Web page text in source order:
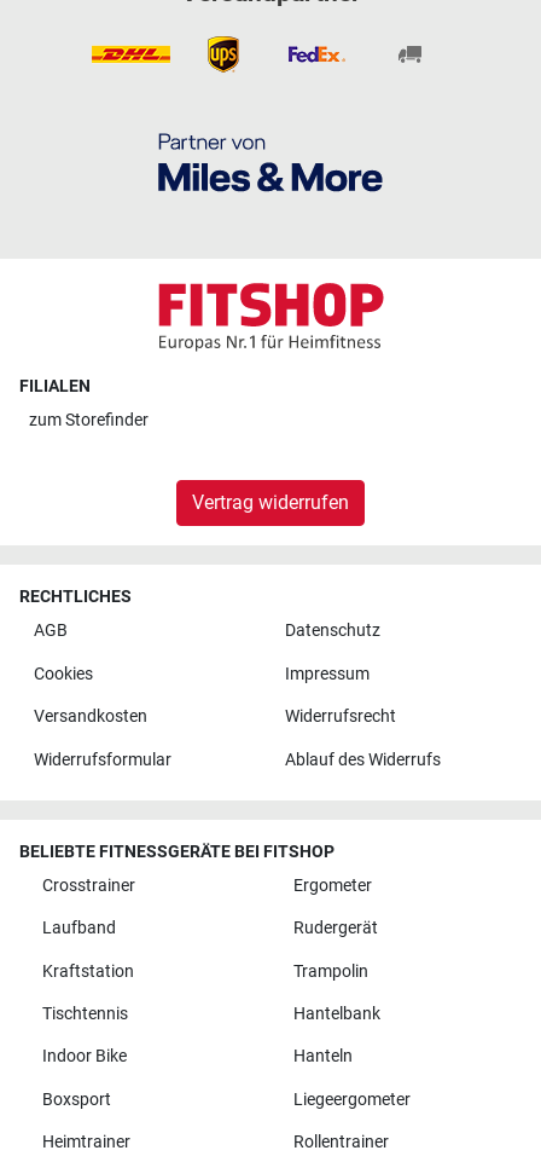
FILIALEN
zumStorefinder
Vertrag widerrufen
RECHTLICHES
AGB
Datenschutz
Cookies Impressum
Versandkosten Widerrufsrecht
Widerrufsformular Ablauf des Widerrufs
BELIEBTE FITNESSGERÄTE BEI FITSHOP
Crosstrainer
Ergometer
Laufband Rudergerät
Kraftstation Trampolin
Tischtennis Hantelbank
Indoor Bike Hanteln
Boxsport Liegeergometer
Heimtrainer Rollentrainer